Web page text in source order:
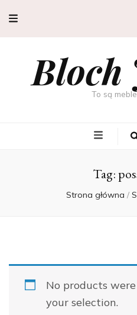
Bloch
To są
Tag:
Strona główna /
No products
your selection.